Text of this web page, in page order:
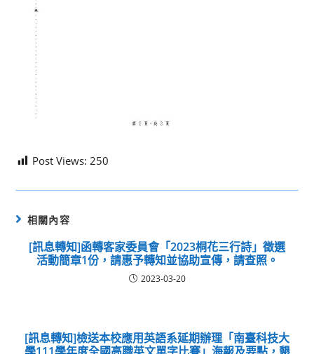
Post Views: 250
相關內容
[訊息轉知]函轉客家委員會「2023桐花三行詩」徵選
活動簡章1份，請惠予轉知並協助宣傳，請查照。
2023-03-20
[訊息轉知]檢送本校應用英語系延期辦理「南臺科技大